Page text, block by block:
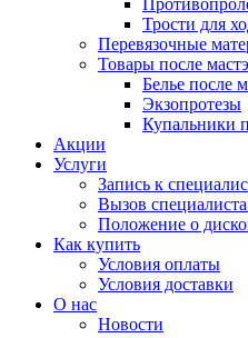
Трости для
Перевязочные
Товары после
Белье после
Экзопротезы
Купальники
Акции
Услуги
Запись к
Вызов
Положение о
Как купить
Условия оплаты
Условия доставки
О нас
Новости